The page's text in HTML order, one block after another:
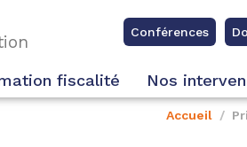
Conférences
fiscalité Nos
Accueil